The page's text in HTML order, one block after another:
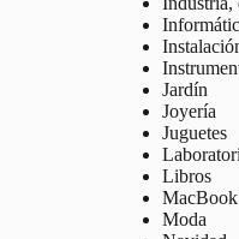
Jardín
Joyería
Juguetes
Libros
MacBook
Moda